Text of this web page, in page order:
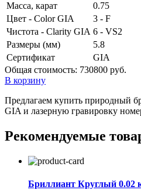
Масса, карат
0.75
Цвет - Color GIA
3 - F
Чистота - Clarity GIA 6 - VS2
Размеры (мм)
5.8
Сертификат
GIA
Общая стоимость: 730800 руб.
В корзину
Предлагаем купить природный
GIA и лазерную гравировку
Рекомендуемые
Бриллиант Круглый 0.02